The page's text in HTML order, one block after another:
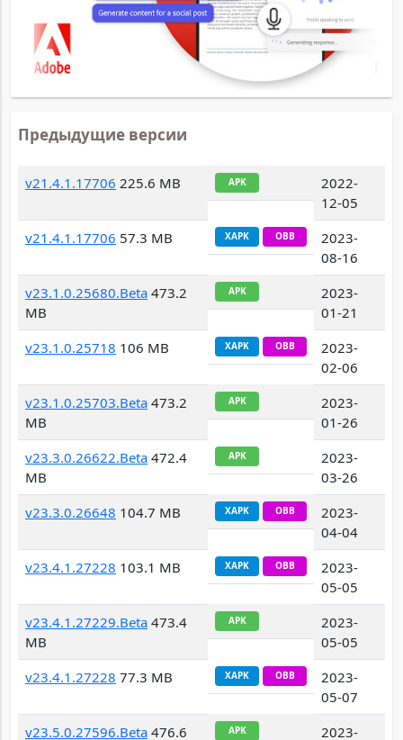
Предыдущие версии
v21.4.1.17706 225.6 MB APK
2022-
12-05
v21.4.1.17706 57.3 MB XAPK OBB
2023-
08-16
v23.1.0.25680.Beta 473.2
MB
APK
2023-
01-21
v23.1.0.25718 106 MB XAPK OBB
2023-
02-06
v23.1.0.25703.Beta 473.2
MB
APK
2023-
01-26
v23.3.0.26622.Beta 472.4
MB
APK
2023-
03-26
v23.3.0.26648 104.7 MB XAPK OBB
2023-
04-04
v23.4.1.27228 103.1 MB XAPK OBB
2023-
05-05
v23.4.1.27229.Beta 473.4
MB
APK
2023-
05-05
v23.4.1.27228 77.3 MB XAPK OBB
2023-
05-07
v23.5.0.27596.Beta 476.6 APK 2023-